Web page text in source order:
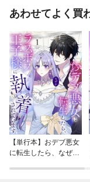
あわせてよく買
【単行本】おデブ悪女
に転生したら、なぜか